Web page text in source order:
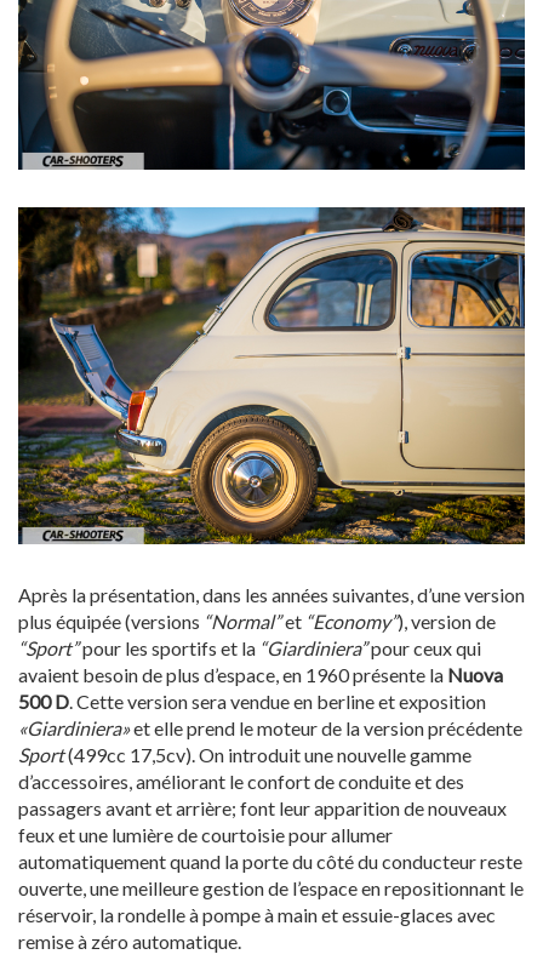
Après la présentation, dans les années suivantes, d’une version
plus équipée (versions “Normal”et “Economy”), version de
“Sport”pour les sportifs et la “Giardiniera”pour ceux qui
avaient besoin de plus d’espace, en 1960 présente la Nuova
500 D . Cette version sera vendue en berline et exposition
«Giardiniera»et elle prend le moteur de la version précédente
Sport(499cc 17,5cv). On introduit une nouvelle gamme
d’accessoires, améliorant le confort de conduite et des
passagers avant et arrière; font leur apparition de nouveaux
feux et une lumière de courtoisie pour allumer
automatiquement quand la porte du côté du conducteur reste
ouverte, une meilleure gestion de l’espace en repositionnant le
réservoir, la rondelle à pompe à main et essuie-glaces avec
remise à zéro automatique.